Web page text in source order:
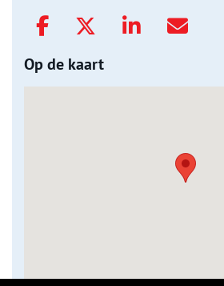
Op de kaart